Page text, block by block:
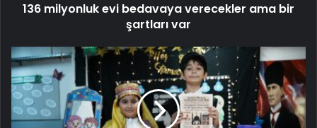
136 milyonluk evi bedavaya verecekler ama bir
şartları var